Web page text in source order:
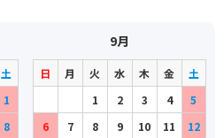
土
1
8
9月
日 月 火 水 木 金
土
1
2 3 4
5
6
7 8 9 10 11
12